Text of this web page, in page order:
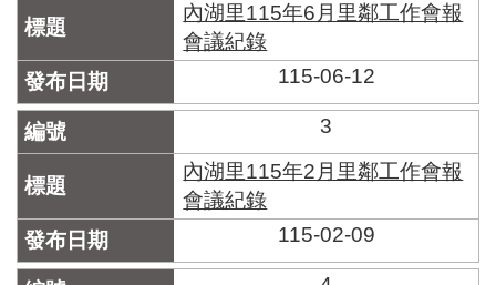
化
文
化
資
產
臺
市
區
里
內湖里115年6月里鄰工作會報
會議紀錄
115-06-12
3
內湖里115年2月里鄰工作會報
會議紀錄
115-02-09